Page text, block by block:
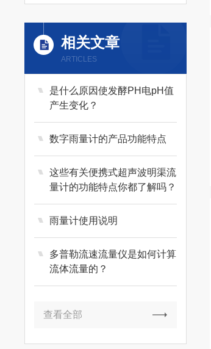
相关文章
ARTICLES
是什么原因使发酵PH电pH值
产生变化？
数字雨量计的产品功能特点
这些有关便携式超声波明渠流
量计的功能特点你都了解吗？
雨量计使用说明
多普勒流速流量仪是如何计算
流体流量的？
查看全部